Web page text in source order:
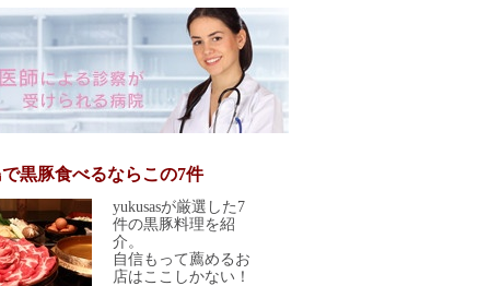
黒豚食べるならこの7件
yukusasが厳選した7
件の黒豚料理を紹
介。
自信もって薦めるお
店はここしかない！